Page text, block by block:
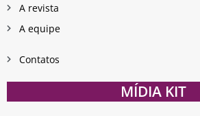
A revista
A equipe
Contatos
MÍDIA KIT